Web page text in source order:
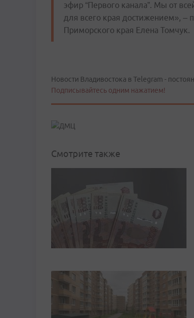
эфир “Первого канала”. Мы от
для всего края достижением», –
Приморского края Елена Томчук.
Новости Владивостока в Telegram -
Подписывайтесь одним нажатием!
Смотрите также